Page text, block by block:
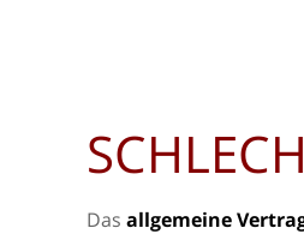
Das allgemeine